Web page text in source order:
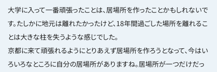
大学に入って一番頑張ったことは、居場所を作ったことかもしれないで
す。たしかに地元は離れたかったけど、18年間過ごした場所を離れるこ
とは大きな柱を失うような感じでした。
京都に来て頑張れるようにとりあえず居場所を作ろうとなって、今はい
ろいろなところに自分の居場所がありますね。居場所が一つだけだっ